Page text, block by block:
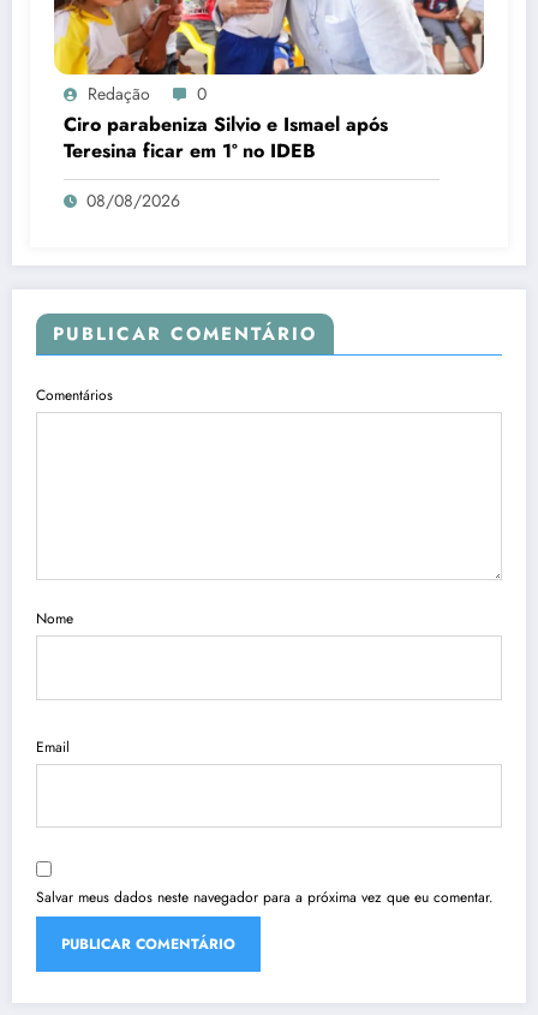
Redação 0
Ciro parabeniza Silvio e Ismael após
Teresina ficar em 1º no IDEB
08/08/2026
PUBLICAR COMENTÁRIO
Comentários
Nome
Email
Salvar meus dados neste navegador para a próxima vez que eu comentar.